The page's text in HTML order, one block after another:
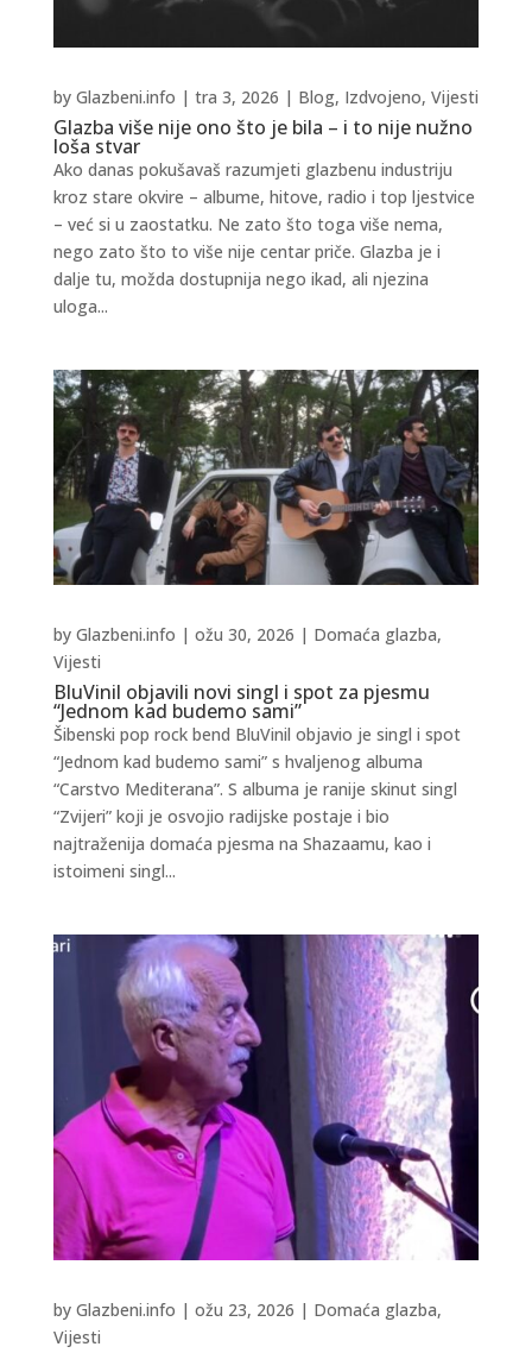
Glazba više nije ono što je bila – i to nije nužno
loša stvar
by Glazbeni.info | tra 3, 2026 | Blog, Izdvojeno, Vijesti
Ako danas pokušavaš razumjeti glazbenu industriju
kroz stare okvire – albume, hitove, radio i top ljestvice
– već si u zaostatku. Ne zato što toga više nema,
nego zato što to više nije centar priče. Glazba je i
dalje tu, možda dostupnija nego ikad, ali njezina
uloga...
BluVinil objavili novi singl i spot za pjesmu
“Jednom kad budemo sami”
by Glazbeni.info | ožu 30, 2026 | Domaća glazba,
Vijesti
Šibenski pop rock bend BluVinil objavio je singl i spot
“Jednom kad budemo sami” s hvaljenog albuma
“Carstvo Mediterana”. S albuma je ranije skinut singl
“Zvijeri” koji je osvojio radijske postaje i bio
najtraženija domaća pjesma na Shazaamu, kao i
istoimeni singl...
by Glazbeni.info | ožu 23, 2026 | Domaća glazba,
Vijesti